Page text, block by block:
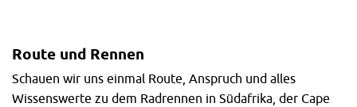
Route und Rennen
Schauen wir uns einmal Route, Anspruch und alles
Wissenswerte zu dem Radrennen in Südafrika, der Cape